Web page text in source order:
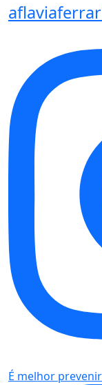
É melhor